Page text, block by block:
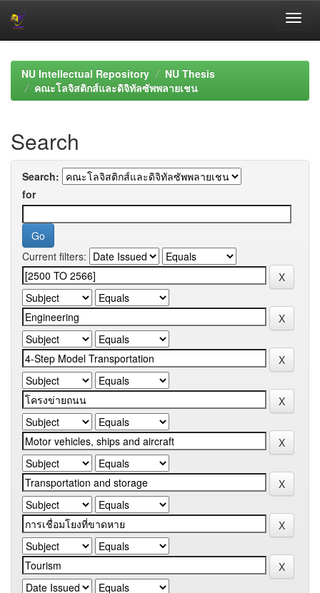
navigationNU Intellectual Repository
NU Thesis
คณะโลจิสติกส์และดิจิทัลซัพพลายเชน
Search
Search:
for
Current filters: